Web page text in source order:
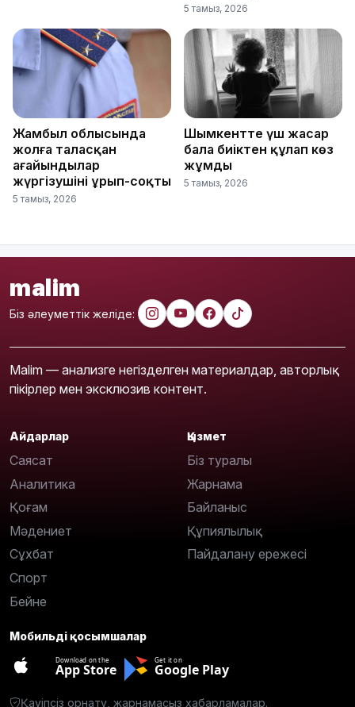
5 тамыз, 2026
Жамбыл облысында
жолға таласқан
ағайындылар
жүргізушіні ұрып-соқты
5 тамыз, 2026
Шымкентте үш жасар
бала биіктен құлап көз
жұмды
5 тамыз, 2026
malim
Біз әлеуметтік желіде:
Malim — анализге негізделген материалдар, авторлық
пікірлер мен эксклюзив контент.
Айдарлар
Саясат
Аналитика
Қоғам
Мәдениет
Сұхбат
Спорт
Бейне
Қызмет
Біз туралы
Жарнама
Байланыс
Құпиялылық
Пайдалану ережесі
Мобильді қосымшалар
Download on the
App Store
Get it on
Google Play
Қауіпсіз орнату, жарнамасыз хабарламалар.